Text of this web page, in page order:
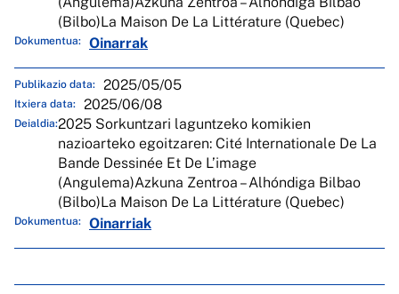
(Bilbo)La Maison De La Littérature (Quebec)
Dokumentua: Oinarrak
Publikazio data: 2025/05/05
Itxiera data: 2025/06/08
Deialdia:2025 Sorkuntzari laguntzeko komikien
nazioarteko egoitzaren: Cité Internationale De La
Bande Dessinée Et De L’image
(Angulema)Azkuna Zentroa – Alhóndiga Bilbao
(Bilbo)La Maison De La Littérature (Quebec)
Dokumentua: Oinarriak